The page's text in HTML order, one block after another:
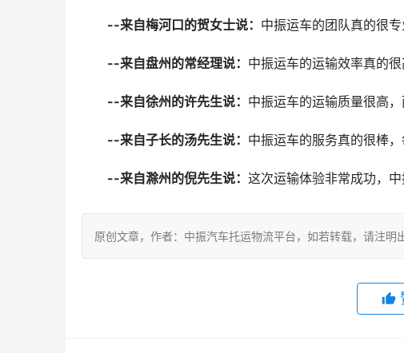
--来自梅河口的贺女士说： 中振运车的团队真的很
--来自盘州的常经理说： 中振运车的运输效率真的
--来自徐州的许先生说： 中振运车的运输质量很高
--来自子长的汤先生说： 中振运车的服务真的很棒
--来自滁州的倪先生说： 这次运输体验非常成功，中
原创文章，作者：中振汽车托运物流平台，如若转载，请